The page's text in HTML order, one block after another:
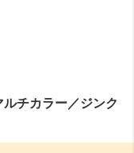
チカラー／ジンク